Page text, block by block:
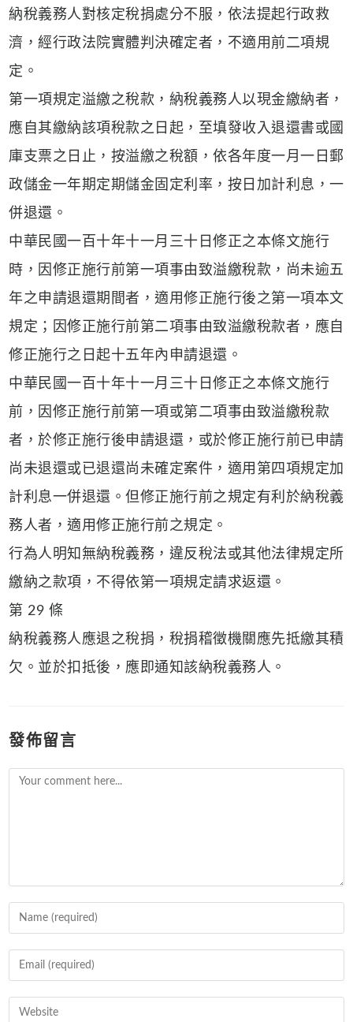
納稅義務人對核定稅捐處分不服，依法提起行政救
濟，經行政法院實體判決確定者，不適用前二項規
定。
第一項規定溢繳之稅款，納稅義務人以現金繳納者，
應自其繳納該項稅款之日起，至填發收入退還書或國
庫支票之日止，按溢繳之稅額，依各年度一月一日郵
政儲金一年期定期儲金固定利率，按日加計利息，一
併退還。
中華民國一百十年十一月三十日修正之本條文施行
時，因修正施行前第一項事由致溢繳稅款，尚未逾五
年之申請退還期間者，適用修正施行後之第一項本文
規定；因修正施行前第二項事由致溢繳稅款者，應自
修正施行之日起十五年內申請退還。
中華民國一百十年十一月三十日修正之本條文施行
前，因修正施行前第一項或第二項事由致溢繳稅款
者，於修正施行後申請退還，或於修正施行前已申請
尚未退還或已退還尚未確定案件，適用第四項規定加
計利息一併退還。但修正施行前之規定有利於納稅義
務人者，適用修正施行前之規定。
行為人明知無納稅義務，違反稅法或其他法律規定所
繳納之款項，不得依第一項規定請求返還。
第 29 條
納稅義務人應退之稅捐，稅捐稽徵機關應先抵繳其積
欠。並於扣抵後，應即通知該納稅義務人。
發佈留言
Comment
Enter
your
or
username
Enter
your
Enter